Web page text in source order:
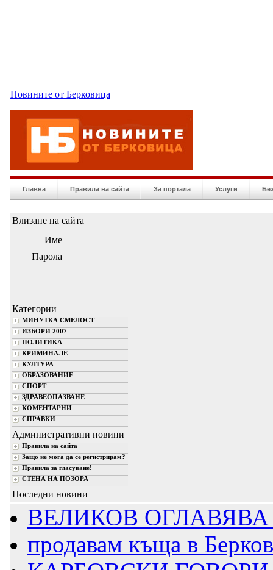
Новините от Берковица
Главна Правила на сайта За портала Услуги
Влизане на сайта
Име
Парола
Категории
МИНУТКА СМЕЛОСТ
ИЗБОРИ 2007
ПОЛИТИКА
КРИМИНАЛЕ
КУЛТУРА
ОБРАЗОВАНИЕ
СПОРТ
ЗДРАВЕОПАЗВАНЕ
КОМЕНТАРНИ
СПРАВКИ
Административни новини
Правила на сайта
Защо не мога да се регистрирам?
Правила за гласуване!
СТЕНА НА ПОЗОРА
Последни новини
ВЕЛИКОВ
продавам къща в